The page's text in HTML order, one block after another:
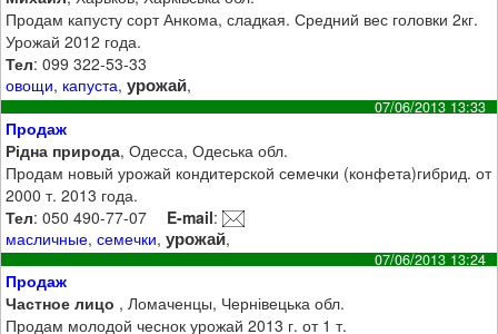
Продам капусту сорт Анкома, сладкая. Средний вес головки 2кг.
Урожай 2012 года.
Тел: 099 322-53-33
овощи, капуста,урожай,
07/06/2013 13:33
Продаж
Рідна природа, Одесса, Одеська обл.
Продам новый урожай кондитерской семечки (конфета)гибрид. от
2000 т. 2013 года.
Тел: 050 490-77-07 E-mail:
масличные,семечки,урожай,
07/06/2013 13:24
Продаж
Частное лицо , Ломаченцы, Чернівецька обл.
Продам молодой чеснок урожай 2013 г. от 1 т.